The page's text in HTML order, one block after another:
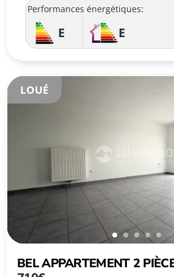
Performances énergétiques:
E E
LOUÉ
BEL APPARTEMENT 2